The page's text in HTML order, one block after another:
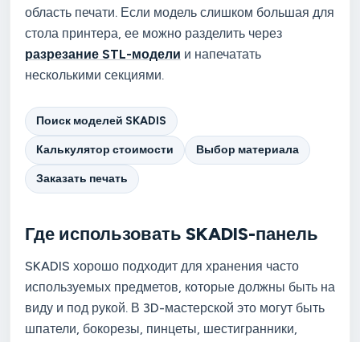
область печати. Если модель слишком большая для
стола принтера, ее можно разделить через
разрезание STL-модели и напечатать
несколькими секциями.
Поиск моделей SKADIS
Калькулятор стоимости Выбор материала
Заказать печать
Где использовать SKADIS-панель
SKADIS хорошо подходит для хранения часто
используемых предметов, которые должны быть на
виду и под рукой. В 3D-мастерской это могут быть
шпатели, бокорезы, пинцеты, шестигранники,